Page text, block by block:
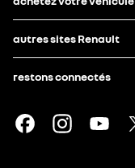
autres sites Renault
restons connectés